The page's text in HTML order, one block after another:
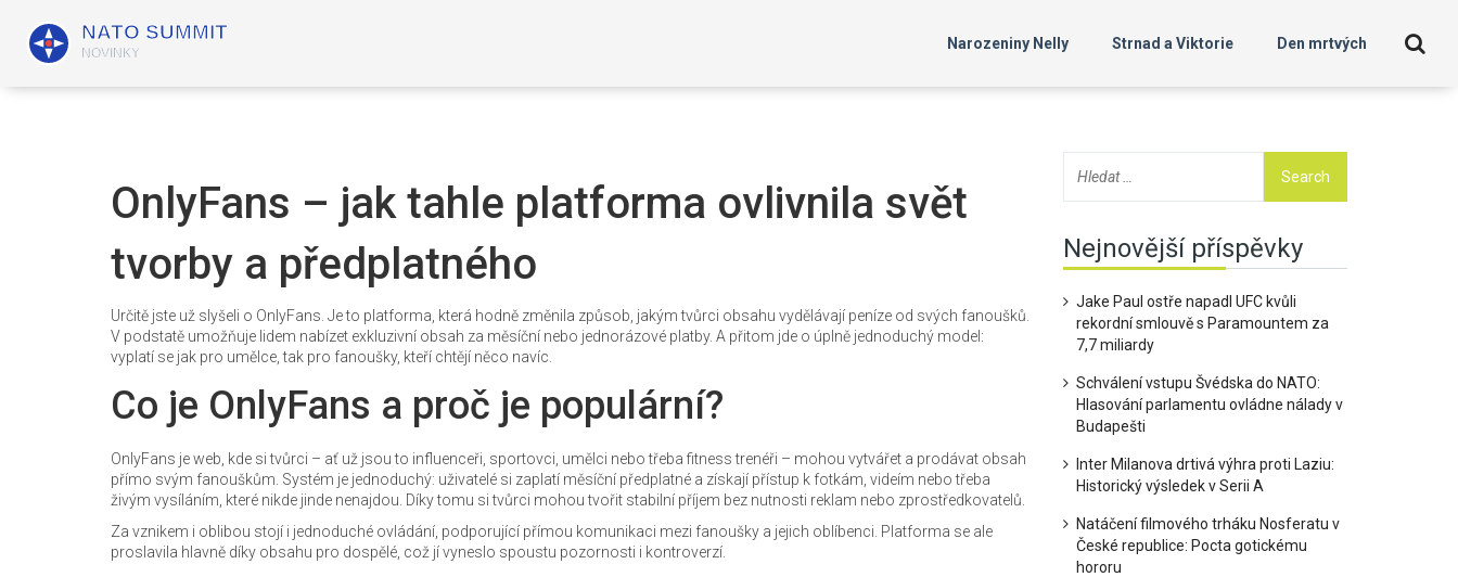
Narozeniny Nelly Strnad a Viktorie Den mrtvých
OnlyFans – jak tahle platforma ovlivnila svět
tvorby a předplatného
Určitě jste už slyšeli o OnlyFans. Je to platforma, která hodně změnila způsob, jakým tvůrci obsahu vydělávají peníze od svých fanoušků.
V podstatě umožňuje lidem nabízet exkluzivní obsah za měsíční nebo jednorázové platby. A přitom jde o úplně jednoduchý model:
vyplatí se jak pro umělce, tak pro fanoušky, kteří chtějí něco navíc.
Co je OnlyFans a proč je populární?
OnlyFans je web, kde si tvůrci – ať už jsou to influenceři, sportovci, umělci nebo třeba fitness trenéři – mohou vytvářet a prodávat obsah
přímo svým fanouškům. Systém je jednoduchý: uživatelé si zaplatí měsíční předplatné a získají přístup k fotkám, videím nebo třeba
živým vysíláním, které nikde jinde nenajdou. Díky tomu si tvůrci mohou tvořit stabilní příjem bez nutnosti reklam nebo zprostředkovatelů.
Za vznikem i oblibou stojí i jednoduché ovládání, podporující přímou komunikaci mezi fanoušky a jejich oblíbenci. Platforma se ale
proslavila hlavně díky obsahu pro dospělé, což jí vyneslo spoustu pozornosti i kontroverzí.
Nejnovější příspěvky
Jake Paul ostře napadl UFC kvůli
rekordní smlouvě s Paramountem za
7,7 miliardy
Schválení vstupu Švédska do NATO:
Hlasování parlamentu ovládne nálady v
Budapešti
Inter Milanova drtivá výhra proti Laziu:
Historický výsledek v Serii A
Natáčení filmového trháku Nosferatu v
České republice: Pocta gotickému
hororu